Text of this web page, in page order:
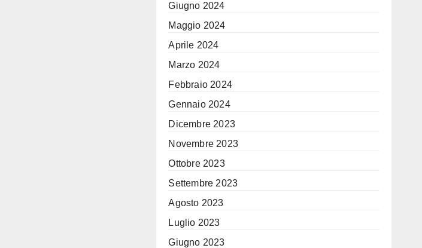
Giugno 2024
Maggio 2024
Aprile 2024
Marzo 2024
Febbraio 2024
Gennaio 2024
Dicembre 2023
Novembre 2023
Ottobre 2023
Settembre 2023
Agosto 2023
Luglio 2023
Giugno 2023